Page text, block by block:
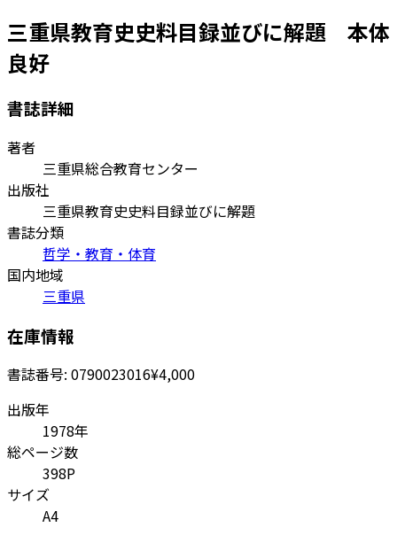
三重県教育史史料目録並びに解題 本体
良好
書誌詳細
著者
三重県総合教育センター
出版社
三重県教育史史料目録並びに解題
書誌分類
哲学・教育・体育
国内地域
三重県
在庫情報
書誌番号: 0790023016¥4,000
出版年
1978年
総ページ数
398P
サイズ
A4